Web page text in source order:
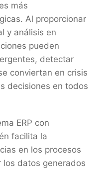
más
Al proporcionar
y análisis en
pueden
detectar
conviertan en crisis
decisiones en todos
ERP con
facilita la
en los procesos
los datos generados